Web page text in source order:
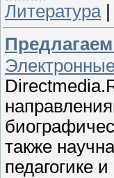
Литература|
также
педагогике